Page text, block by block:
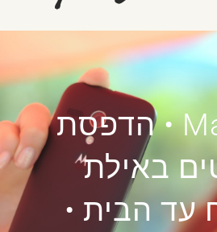
Magnets • הדפסת
באילת
עד הבית •